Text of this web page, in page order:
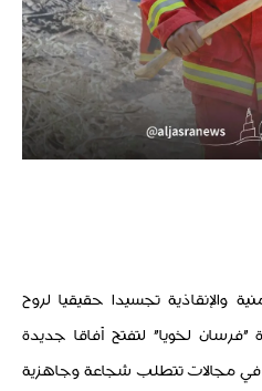
والإنقاذية تجسيدا حقيقيا لروح
"فرسان لخويا" لتفتح آفاقا جديدة
في مجالات تتطلب شجاعة وجاهزية